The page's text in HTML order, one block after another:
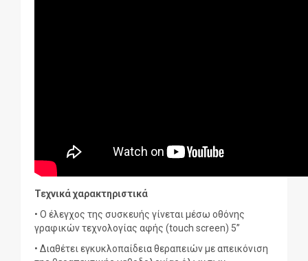
Τεχνικά χαρακτηριστικά
• Ο έλεγχος της συσκευής γίνεται μέσω οθόνης
γραφικών τεχνολογίας αφής (touch screen) 5’’
• Διαθέτει εγκυκλοπαίδεια θεραπειών με απεικόνιση